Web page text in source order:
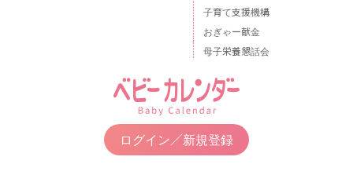
子育て支援機構
おぎゃー献金
母子栄養懇話会
ログイン／新規登録